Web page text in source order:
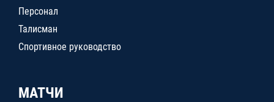
Персонал
Талисман
Спортивное руководство
МАТЧИ